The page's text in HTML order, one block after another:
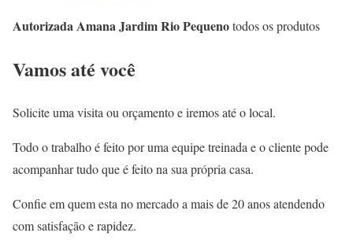
Autorizada Amana Jardim Rio Pequenotodos os produtos
Vamos até você
Solicite uma visita ou orçamento e iremos até o local.
Todo o trabalho é feito por uma equipe treinada e o cliente pode
acompanhar tudo que é feito na sua própria casa.
Confie em quem esta no mercado a mais de 20 anos atendendo
com satisfação e rapidez.